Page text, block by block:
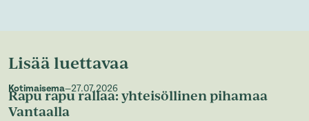
Lisää luettavaa
Kotimaisema—27.07.2026
Rapu rapu rallaa: yhteisöllinen pihamaa
Vantaalla